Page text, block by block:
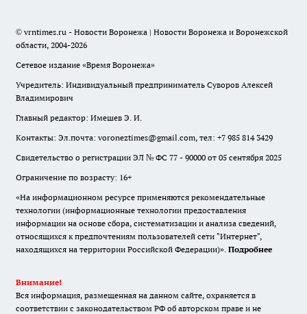
© vrntimes.ru - Новости Воронежа | Новости Воронежа и Воронежской
области, 2004-2026
Сетевое издание «Время Воронежа»
Учредитель: Индивидуальный предприниматель Суворов Алексей
Владимирович
Главный редактор: Имешев Э. И.
Контакты: Эл.почта: voroneztimes@gmail.com, тел: +7 985 814 3429
Свидетельство о регистрации ЭЛ № ФС 77 - 90000 от 05 сентября 2025
Ограничение по возрасту: 16+
«На информационном ресурсе применяются рекомендательные
технологии (информационные технологии предоставления
информации на основе сбора, систематизации и анализа сведений,
относящихся к предпочтениям пользователей сети "Интернет",
находящихся на территории Российской Федерации)». Подробнее
Внимание!
Вся информация, размещенная на данном сайте, охраняется в
соответствии с законодательством РФ об авторском праве и не